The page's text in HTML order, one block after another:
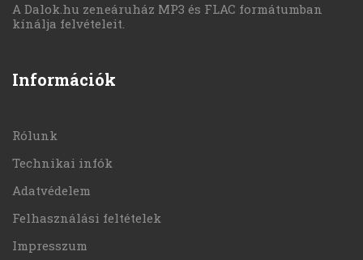
A Dalok.hu zeneáruház MP3 és FLAC formátumban
kínálja felvételeit.
Információk
Rólunk
Technikai infók
Adatvédelem
Felhasználási feltételek
Impresszum